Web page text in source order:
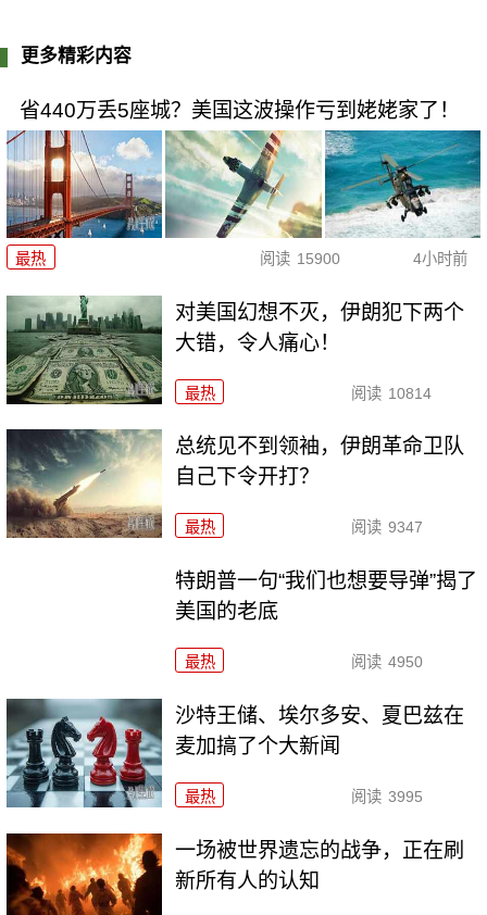
更多精彩内容
省440万丢5座城？美国这波操作亏到姥姥家了！
最热 阅读 15900 4小时前
对美国幻想不灭，伊朗犯下两个
大错，令人痛心！
最热 阅读 10814
总统见不到领袖，伊朗革命卫队
自己下令开打？
最热 阅读 9347
特朗普一句“我们也想要导弹”揭了
美国的老底
最热 阅读 4950
沙特王储、埃尔多安、夏巴兹在
麦加搞了个大新闻
最热 阅读 3995
一场被世界遗忘的战争，正在刷
新所有人的认知